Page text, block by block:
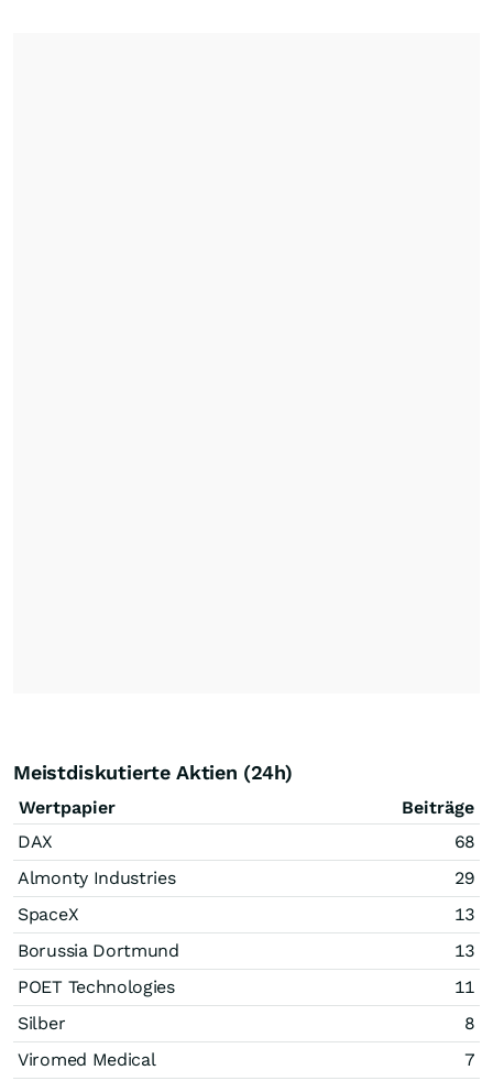
Meistdiskutierte Aktien (24h)
Wertpapier
Beiträge
DAX
68
Almonty Industries
29
SpaceX
13
Borussia Dortmund
13
POET Technologies
11
Silber
8
Viromed Medical
7